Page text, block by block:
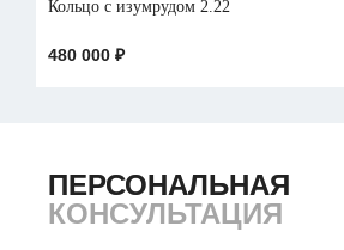
Кольцо с изумрудом 2.22
480 000 ₽
ПЕРСОНАЛЬНАЯ
КОНСУЛЬТАЦИЯ
ПЕРСОНАЛЬНАЯ